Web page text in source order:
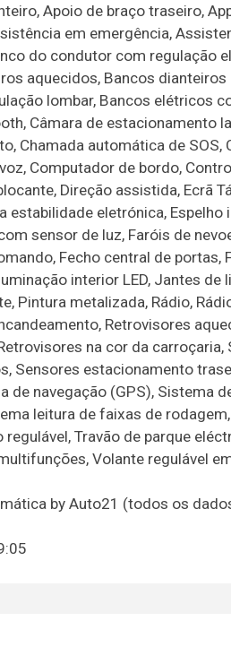
Apoio de braço traseiro,
em emergência,
do condutor com regulação
aquecidos, Bancos
lombar, Bancos elétricos
Câmara de estacionamento
Chamada automática de
Computador de bordo,
Direção assistida, Ecrã
estabilidade eletrónica,
sensor de luz, Faróis de
Fecho central de
interior LED, Jantes de
Pintura metalizada, Rádio,
Retrovisores
na cor da
Sensores estacionamento
de navegação (GPS), Sistema
leitura de faixas de
Travão de parque
Volante regulável
by Auto21 (todos os